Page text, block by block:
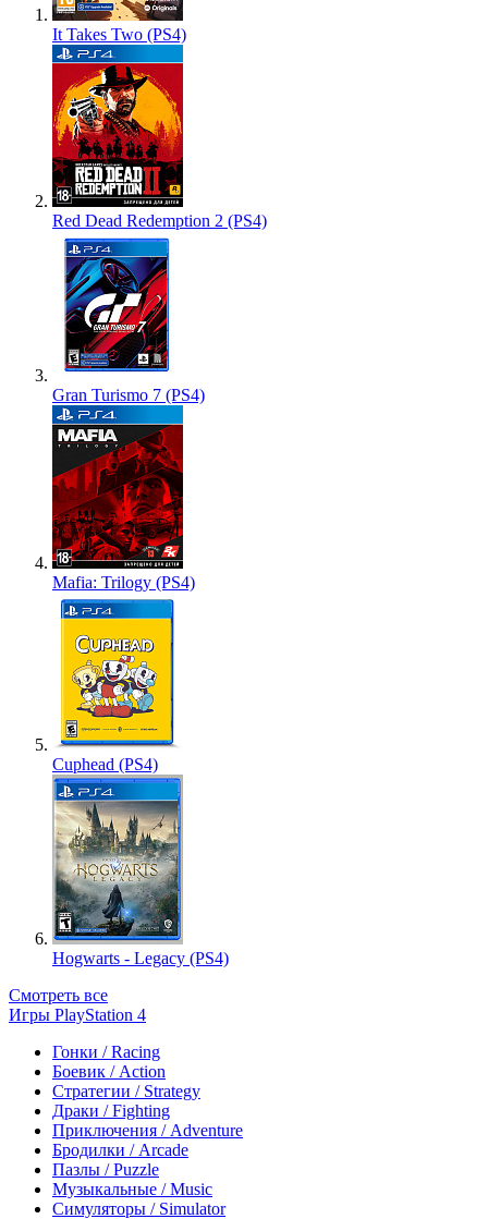
It Takes Two (PS4)
Red Dead Redemption 2 (PS4)
Gran Turismo 7 (PS4)
Mafia: Trilogy (PS4)
Cuphead (PS4)
Hogwarts - Legacy (PS4)
Смотреть все
Игры PlayStation 4
Гонки / Racing
Боевик / Action
Стратегии / Strategy
Драки / Fighting
Приключения / Adventure
Бродилки / Arcade
Пазлы / Puzzle
Музыкальные / Music
Симуляторы / Simulator